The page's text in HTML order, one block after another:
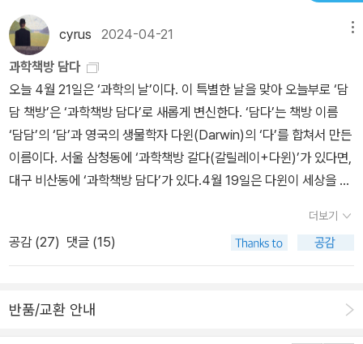
무조건 깨끗한 상태여야 한다. 반면 지저분한 V를 만나면 더럽다고
말하면서 욕지거리를 퍼붓는다. V에게 이상한 냄새가 나면, V가 문란
하게 살아왔다고 수군거린다. XY는 V에 대해서 모르는 것이 많다. 똑
똑한 XY는 본인 스스로 불가사의한 V를 누구보다 잘 아는 ‘아버지’라
고 생각한다. 의학자들의 아버지 히포크라테스(Hippocrates)는 V
의 자궁이 ‘모든 병의 근원’이라고 주장했다. 진화론자들의 아버지 다
윈(Charles Robert Darwin)은 XY의 지능이 V보다 우월하다고 믿
었다. 심리학자들의 아버지 프로이트(Sigmund Freud)는 V를 ‘페니
가 건강해지려면 커다란 페니스가 달린 XY를 만나라고 권장했다. X
Y를 물려받은 아버지의, XY를 물려받은 아버지의, XY를 물려받은
아버지들은 V를 바라보는 시선까지도 그대로 물려받았다. XY 아버
몸속에 태아가 어떻게 생기는지 모른다.오랫동안 입을 다문 V의 머릿
cyrus 2024-04-21
과학책방 담다
오늘 4월 21일은 ‘과학의 날’이다. 이 특별한 날을 맞아 오늘부로 ‘담
담 책방’은 ‘과학책방 담다’로 새롭게 변신한다. ‘담다’는 책방 이름
‘담담’의 ‘담’과 영국의 생물학자 다윈(Darwin)의 ‘다’를 합쳐서 만든
이름이다. 서울 삼청동에 ‘과학책방 갈다(갈릴레이+다윈)’가 있다면,
대구 비산동에 ‘과학책방 담다’가 있다.4월 19일은 다윈이 세상을 떠
화 운동 단체 ‘발명학회’가 ‘과학 데이’를 정했다. ‘과학 데이’는 우리
나라 최초 과학 기념일이다. * 이오진 《청년부에 미친 혜인이》 (제철
소, 2023년)‘과학책방 담다’를 책임질 주인장은 바로 나, ‘과학책에
자가 되고 싶은 꿈이 1.5g 정도 남아 있다. 과학자가 되기에는 턱없이
더보기
공감 (27) 댓글 (15)
반품/교환 안내